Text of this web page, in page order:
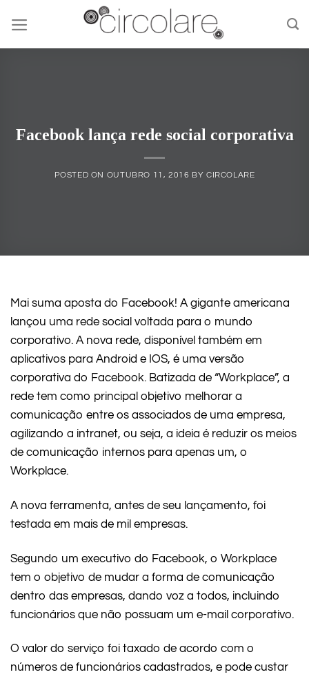
content
Facebook lança rede social corporativa
POSTED ON OUTUBRO 11, 2016 BY CIRCOLARE
Mai suma aposta do Facebook! A gigante americana
lançou uma rede social voltada para o mundo
corporativo. A nova rede, disponível também em
aplicativos para Android e IOS, é uma versão
corporativa do Facebook. Batizada de “Workplace”, a
rede tem como principal objetivo melhorar a
comunicação entre os associados de uma empresa,
agilizando a intranet, ou seja, a ideia é reduzir os meios
de comunicação internos para apenas um, o
Workplace.
A nova ferramenta, antes de seu lançamento, foi
testada em mais de mil empresas.
Segundo um executivo do Facebook, o Workplace
tem o objetivo de mudar a forma de comunicação
dentro das empresas, dando voz a todos, incluindo
funcionários que não possuam um e-mail corporativo.
O valor do serviço foi taxado de acordo com o
números de funcionários cadastrados, e pode custar